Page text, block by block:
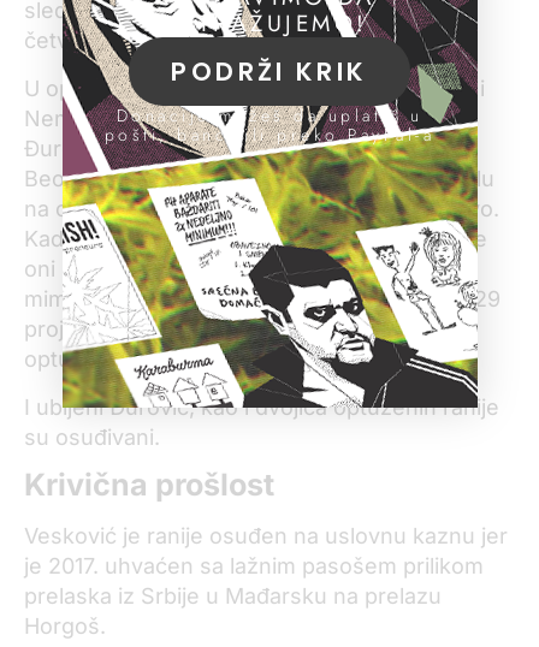
sledećem suđenju koje je zakazano za
četvrtak.
U optužnici se navodi da su Darko Vesković i
Nemanja Ivanov u martu 2018. godine ubili
Đurovića ispred kuće u kojoj je stanovao u
Beogradu. Čekali su ga u zasedi u automobilu
na oko 30-40 metara od kuće, tvrdi tužilaštvo.
Kada je Đurović krenuo kolima od svoje kuće
oni su mu pošli u susret, a neposredno pre
mimoilaženja Vesković je ispalio u Đurovića 29
projektila iz automatske puške, piše u
optužnici.
I ubijeni Đurović, kao i dvojica optuženih ranije
su osuđivani.
Krivična prošlost
Vesković je ranije osuđen na uslovnu kaznu jer
je 2017. uhvaćen sa lažnim pasošem prilikom
prelaska iz Srbije u Mađarsku na prelazu
Horgoš.
ISTRAŽUJEMO!
PODRŽI KRIK
Donacije možeš da uplatiš u
pošti, banci ili preko PayPal-a